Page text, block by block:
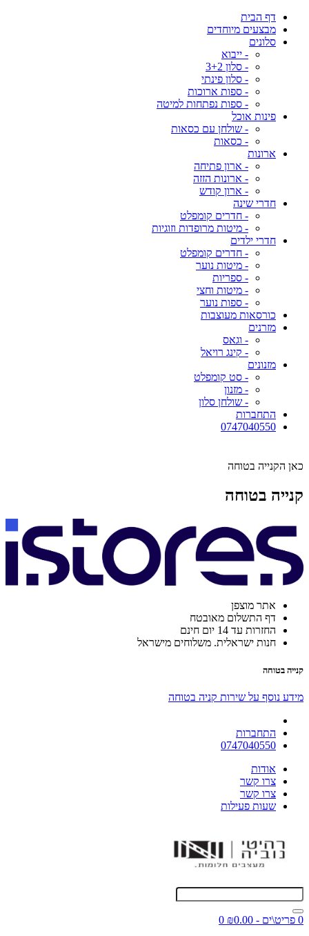
דף הבית
מבצעים מיוחדים
סלונים
- ייבוא
- סלון 3+2
- סלון פינתי
- ספות ארוכות
- ספות נפתחות למיטה
פינות אוכל
- שולחן עם כסאות
- כסאות
ארונות
- ארון פתיחה
- ארונות הזזה
- ארון קודש
חדרי שינה
- חדרים קומפלט
- מיטות מרופדות וזוגיות
חדרי ילדים
- חדרים קומפלט
- מיטות נוער
- ספריות
- מיטות וחצי
- ספות נוער
כורסאות מעוצבות
מזרנים
- וגאס
- קינג רויאל
מזנונים
- סט קומפלט
- מזנון
- שולחן סלון
התחברות
0747040550
כאן הקנייה בטוחה
קנייה בטוחה
אתר מוצפן
דף התשלום מאובטח
החזרות עד 14 יום חינם
חנות ישראלית. משלוחים מישראל
קנייה בטוחה
מידע נוסף על שירות קניה בטוחה
התחברות
0747040550
אודות
צרו קשר
צרו קשר
שעות פעילות
0 פריט\ים - ₪0.00
0